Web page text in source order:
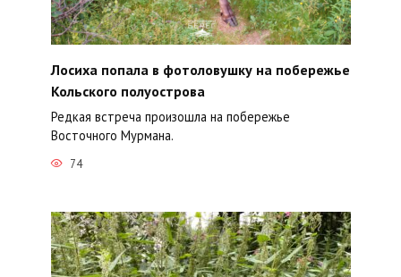
Лосиха попала в фотоловушку на побережье
Кольского полуострова
Редкая встреча произошла на побережье
Восточного Мурмана.
74